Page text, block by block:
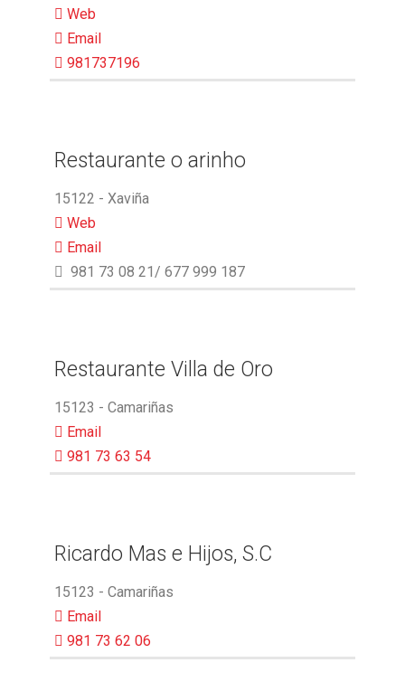
Web
Email
981737196
Restaurante o arinho
15122 - Xaviña
Web
Email
981 73 08 21/ 677 999 187
Restaurante Villa de Oro
15123 - Camariñas
Email
981 73 63 54
Ricardo Mas e Hijos, S.C
15123 - Camariñas
Email
981 73 62 06